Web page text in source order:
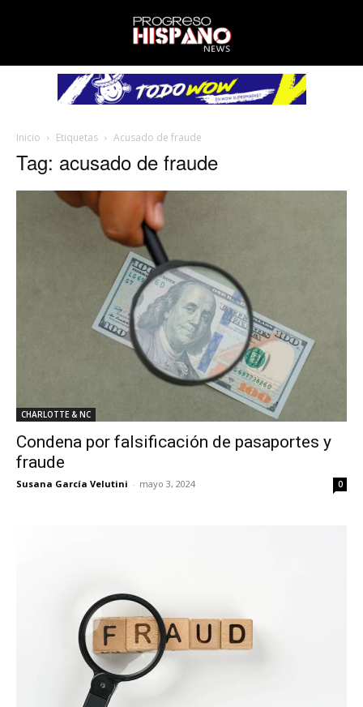
Inicio Etiquetas Acusado de fraude
Tag: acusado de fraude
CHARLOTTE & NC
Condena por falsificación de pasaportes y
fraude
Susana García Velutini - mayo 3, 2024 0